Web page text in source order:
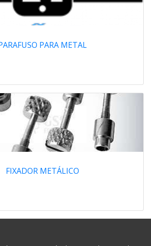
PARA METAL
FIXADOR METÁLICO